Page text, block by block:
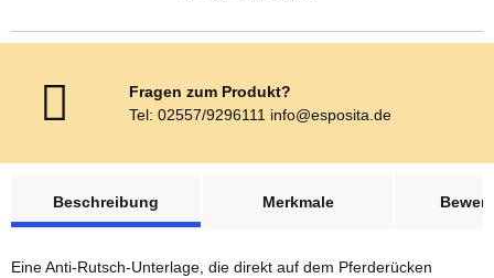
Fragen zum Produkt?
Tel: 02557/9296111 info@esposita.de
Beschreibung
Merkmale
Eine Anti-Rutsch-Unterlage, die direkt auf dem Pferderücken